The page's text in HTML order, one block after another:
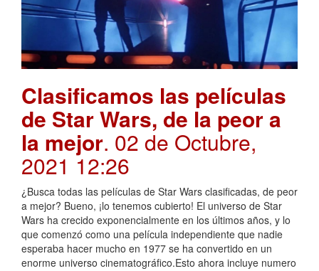
Clasificamos las películas
de Star Wars, de la peor a
la mejor. 02 de Octubre,
2021 12:26
¿Busca todas las películas de Star Wars clasificadas, de peor
a mejor? Bueno, ¡lo tenemos cubierto! El universo de Star
Wars ha crecido exponencialmente en los últimos años, y lo
que comenzó como una película independiente que nadie
esperaba hacer mucho en 1977 se ha convertido en un
enorme universo cinematográfico.Esto ahora incluye numero